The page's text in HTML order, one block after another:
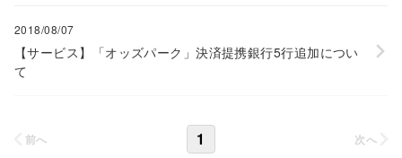
2018/08/07
【サービス】「オッズパーク」決済提携銀行5行追加につい
て
前へ 1 次へ